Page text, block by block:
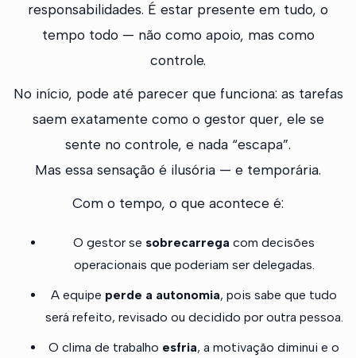
responsabilidades. É estar presente em tudo, o
tempo todo — não como apoio, mas como
controle.
No início, pode até parecer que funciona: as tarefas
saem exatamente como o gestor quer, ele se
sente no controle, e nada “escapa”.
Mas essa sensação é ilusória — e temporária.
Com o tempo, o que acontece é:
O gestor se sobrecarrega com decisões
operacionais que poderiam ser delegadas.
A equipe perde a autonomia, pois sabe que tudo
será refeito, revisado ou decidido por outra pessoa.
O clima de trabalho esfria, a motivação diminui e o